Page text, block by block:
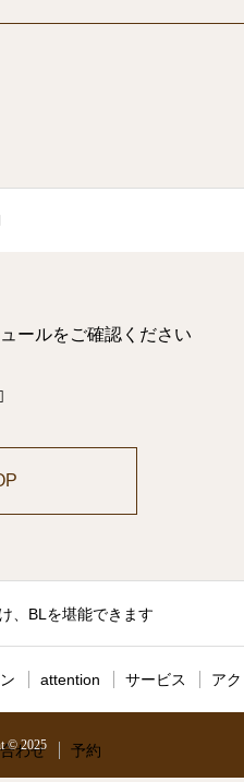
ールをご確認ください
、BLを堪能できます
attention サービス アク
わせ 予約
© 2025